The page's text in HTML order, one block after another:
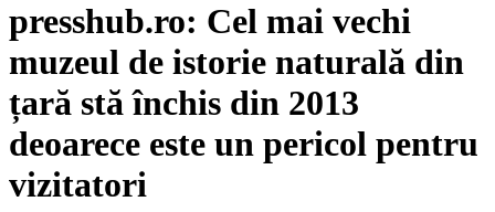
presshub.ro: Cel mai vechi
muzeul de istorie naturală din
țară stă închis din 2013
deoarece este un pericol pentru
vizitatori